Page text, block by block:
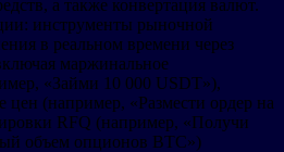
а также конвертация валют.
инструменты рыночной
в реальном времени через
маржинальное
«Займи 10 000 USDT»),
цен (например, «Размести ордер на
RFQ (например, «Получи
объем опционов BTC»)